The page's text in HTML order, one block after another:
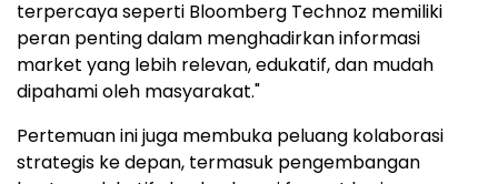
terpercaya seperti Bloomberg Technoz memiliki
peran penting dalam menghadirkan informasi
market yang lebih relevan, edukatif, dan mudah
dipahami oleh masyarakat."
Pertemuan ini juga membuka peluang kolaborasi
strategis ke depan, termasuk pengembangan